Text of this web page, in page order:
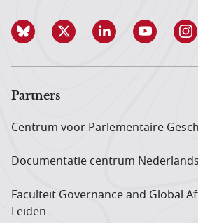
Partners
Centrum voor Parlementaire
Documentatie centrum
Faculteit Governance and Global
Leiden